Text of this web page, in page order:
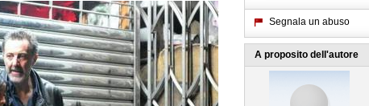
Segnala un abuso
A proposito dell'autore